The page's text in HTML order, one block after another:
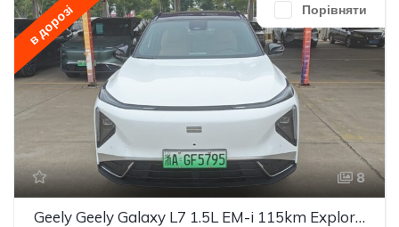
Порівняти
в дорозі
8
Geely Geely Galaxy L7 1.5L EM-i 115km Explore+